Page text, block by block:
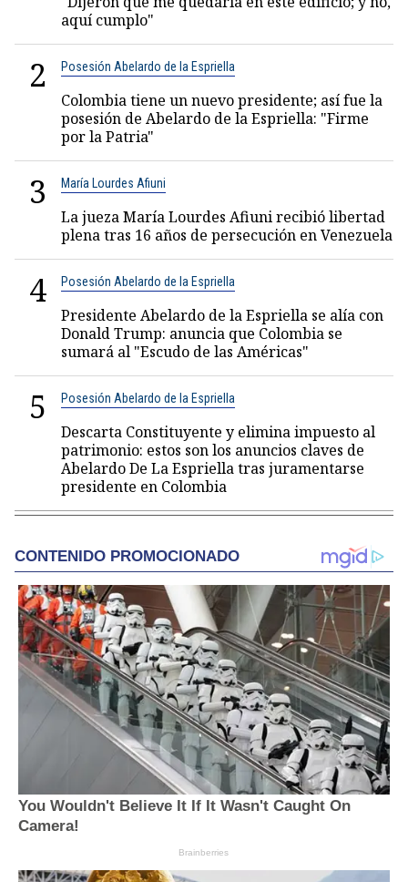
aquí cumplo"
2 Posesión Abelardo de la Espriella
Colombia tiene un nuevo presidente; así fue la
posesión de Abelardo de la Espriella: "Firme
por la Patria"
3 María Lourdes Afiuni
La jueza María Lourdes Afiuni recibió libertad
plena tras 16 años de persecución en Venezuela
4 Posesión Abelardo de la Espriella
Presidente Abelardo de la Espriella se alía con
Donald Trump: anuncia que Colombia se
sumará al "Escudo de las Américas"
5 Posesión Abelardo de la Espriella
Descarta Constituyente y elimina impuesto al
patrimonio: estos son los anuncios claves de
Abelardo De La Espriella tras juramentarse
presidente en Colombia